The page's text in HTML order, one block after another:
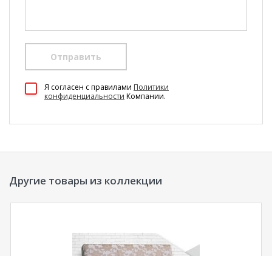
Отправить
Я согласен c правилами Политики
конфиденциальности Компании.
Другие товары из коллекции